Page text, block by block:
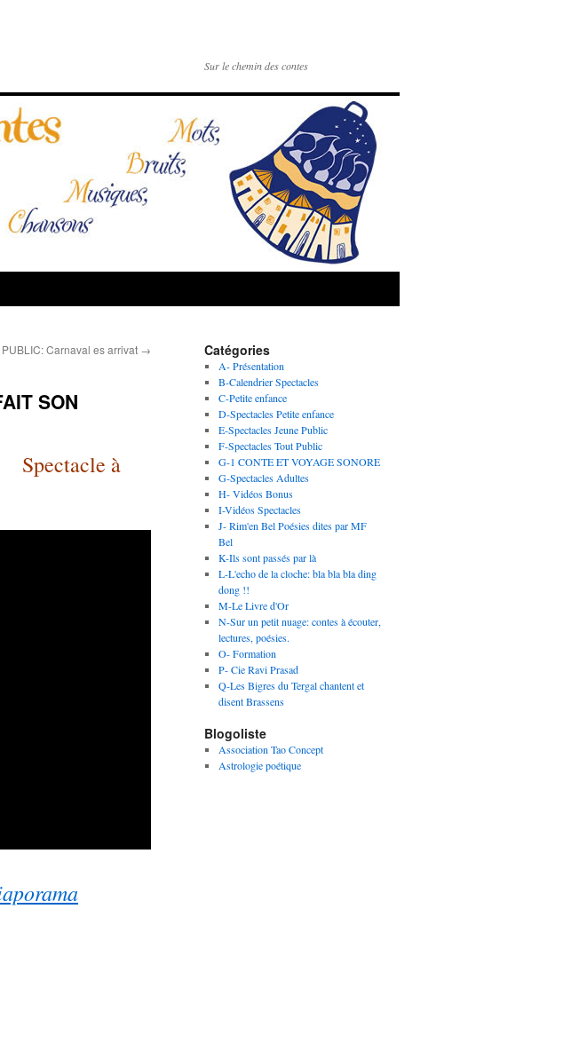
Sur le chemin des contes
Carnaval es arrivat →
SON
à
Catégories
A- Présentation
B-Calendrier Spectacles
C-Petite enfance
D-Spectacles Petite enfance
E-Spectacles Jeune Public
F-Spectacles Tout Public
G-1 CONTE ET VOYAGE SONORE
G-Spectacles Adultes
H- Vidéos Bonus
I-Vidéos Spectacles
J- Rim'en Bel Poésies dites par MF
Bel
K-Ils sont passés par là
L-L'echo de la cloche: bla bla bla ding
dong !!
M-Le Livre d'Or
N-Sur un petit nuage: contes à écouter,
lectures, poésies.
O- Formation
P- Cie Ravi Prasad
Q-Les Bigres du Tergal chantent et
disent Brassens
Blogoliste
Association Tao Concept
Astrologie poétique